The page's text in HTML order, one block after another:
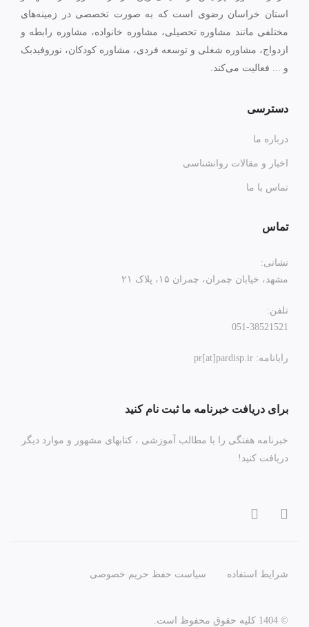
استان خراسان رضوی است که به صورت تخصصی در زمینه‌های
مختلفی مانند مشاوره تحصیلی، مشاوره خانواده، مشاوره رابطه و
ازدواج، مشاوره شغلی و توسعه فردی، مشاوره کودکان، نوروفیدبک
و ... فعالیت می‌کند.
دسترسی
درباره ما
اخبار و مقالات روانشناسی
تماس با ما
تماس
نشانی:
مشهد، خیابان چمران، چمران ۱۵، پلاک ۲۱
تلفن:
051-38521521
رایانامه: pr[at]pardisp.ir
برای دریافت خبرنامه ما ثبت نام کنید
خبرنامه هفتگی را با مطالب آموزشی ، کتابهای مشهور و موارد دیگر
دریافت کنید!
شرایط استفاده سیاست حفظ حریم خصوصی
© 1404 کلیه حقوق محفوظ است.